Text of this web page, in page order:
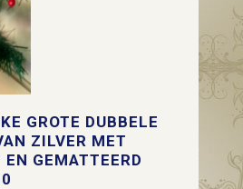
GROTE DUBBELE
ZILVER MET
GEMATTEERD